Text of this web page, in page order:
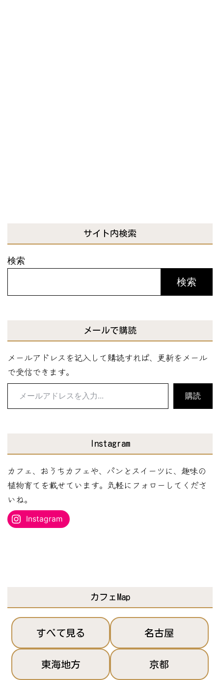
サイト内検索
検索
検索
メールで購読
メールアドレスを記入して購読すれば、更新をメール
で受信できます。
ス
を
入
力...
購読
Instagram
カフェ、おうちカフェや、パンとスイーツに、趣味の
植物育てを載せています。気軽にフォローしてくださ
いね。
Instagram
カフェMap
すべて見る 名古屋
東海地方 京都